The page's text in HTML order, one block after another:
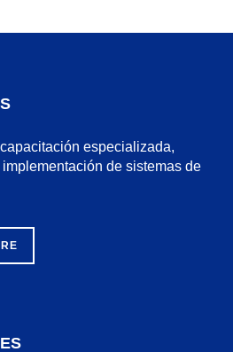
especializada,
de sistemas de